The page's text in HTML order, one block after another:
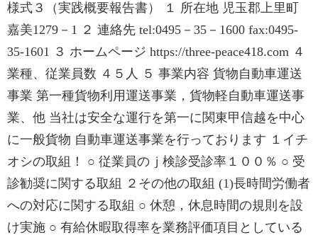
様式３（実践概要報告書） １ 所在地 児玉郡上里町
嘉美1279－1 ２ 連絡先 tel:0495－35－1600 fax:0495-
35-1601 ３ ホームページ https://three-peace418.com ４
業種、従業員数 ４５人 ５ 事業内容 貨物自動車運送
事業 第一種貨物利用運送事業，貨物軽自動車運送事
業、他 当社は安全な運行を第一に関東甲信越を中心
に一般貨物 自動車運送事業を行っております １イチ
オシの取組！ ○ 従業員のｊ検診受診率１００％ ○ 受
診勧奨に関する取組 ２その他の取組 (1)長時間労働者
への対応に関する取組 ○ 休憩，休息時間の規則を設
け実施 ○ 有給休暇取得率を業務評価項目としている